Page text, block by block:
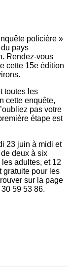
policière »
pays
Rendez-vous
cette 15e édition
toutes les
cette enquête,
pas votre
étape est
23 juin à midi et
deux à six
adultes, et 12
gratuite pour les
sur la page
59 53 86.